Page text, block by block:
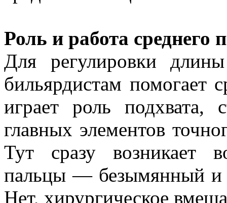
Роль и работа среднего
Для регулировки
бильярдистам помогает
играет роль подхвата,
главных элементов
Тут сразу возникает
пальцы — безымянный и
Нет, хирургическое